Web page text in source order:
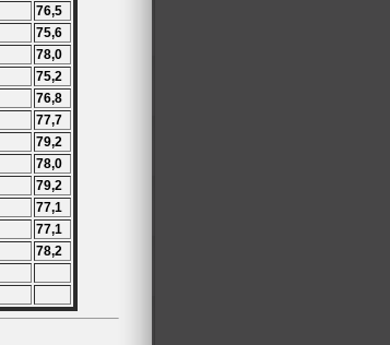
76,5
75,6
78,0
75,2
76,8
77,7
79,2
78,0
79,2
77,1
77,1
78,2